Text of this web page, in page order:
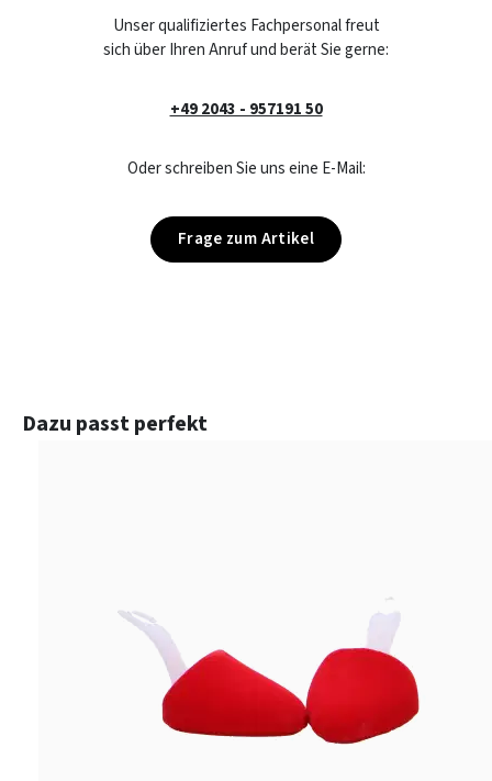
Unser qualifiziertes Fachpersonal freut
sich über Ihren Anruf und berät Sie gerne:
+49 2043 - 957191 50
Oder schreiben Sie uns eine E-Mail:
Frage zum Artikel
Produktgalerie überspringen
Dazu passt perfekt